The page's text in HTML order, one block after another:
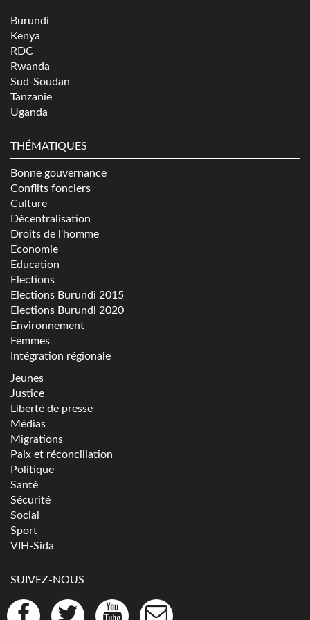
Burundi
Kenya
RDC
Rwanda
Sud-Soudan
Tanzanie
Uganda
THÉMATIQUES
Bonne gouvernance
Conflits fonciers
Culture
Décentralisation
Droits de l'homme
Economie
Education
Elections
Elections Burundi 2015
Elections Burundi 2020
Environnement
Femmes
Intégration régionale
Jeunes
Justice
Liberté de presse
Médias
Migrations
Paix et réconciliation
Politique
Santé
Sécurité
Social
Sport
VIH-Sida
SUIVEZ-NOUS